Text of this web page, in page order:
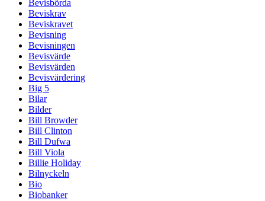
Bevisbörda
Beviskrav
Beviskravet
Bevisning
Bevisningen
Bevisvärde
Bevisvärden
Bevisvärdering
Big 5
Bilar
Bilder
Bill Browder
Bill Clinton
Bill Dufwa
Bill Viola
Billie Holiday
Bilnyckeln
Bio
Biobanker